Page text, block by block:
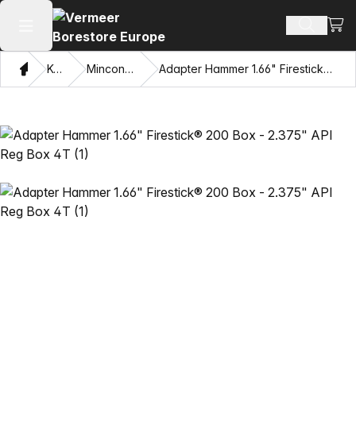
Otvori glavni meni Pretraži
DomKatalog Mincon™ HDD čekići Adapter Hammer 1.66" Firestick® 200 Box - 2.375" API Reg Box 4T